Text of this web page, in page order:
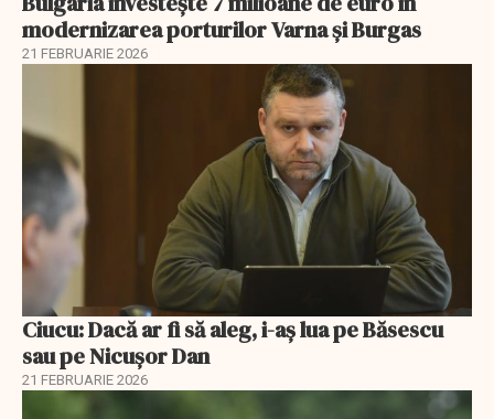
modernizarea porturilor Varna și Burgas
21 FEBRUARIE 2026
Ciucu: Dacă ar fi să aleg, i-aș lua pe Băsescu
sau pe Nicușor Dan
21 FEBRUARIE 2026